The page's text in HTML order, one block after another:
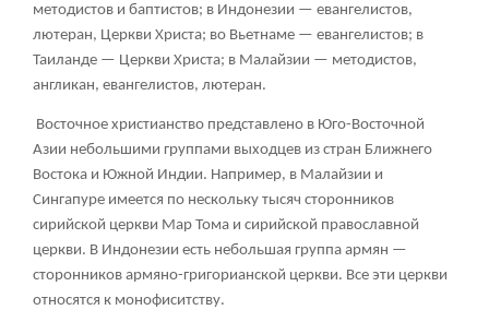
методистов и баптистов; в Индонезии — евангелистов,
лютеран, Церкви Христа; во Вьетнаме — евангелистов; в
Таиланде — Церкви Христа; в Малайзии — методистов,
англикан, евангелистов, лютеран.
Восточное христианство представлено в Юго-Восточной
Азии небольшими группами выходцев из стран Ближнего
Востока и Южной Индии. Например, в Малайзии и
Сингапуре имеется по нескольку тысяч сторонников
сирийской церкви Мар Тома и сирийской православной
церкви. В Индонезии есть небольшая группа армян —
сторонников армяно-григорианской церкви. Все эти церкви
относятся к монофиситству.